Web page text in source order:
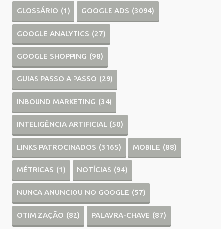
GLOSSÁRIO (1) GOOGLE ADS (3094)
GOOGLE ANALYTICS (27)
GOOGLE SHOPPING (98)
GUIAS PASSO A PASSO (29)
INBOUND MARKETING (34)
INTELIGÊNCIA ARTIFICIAL (50)
LINKS PATROCINADOS (3165) MOBILE (88)
MÉTRICAS (1) NOTÍCIAS (94)
NUNCA ANUNCIOU NO GOOGLE (57)
OTIMIZAÇÃO (82) PALAVRA-CHAVE (87)